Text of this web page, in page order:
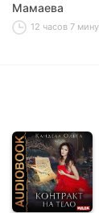
Мамаева
12 часов 7